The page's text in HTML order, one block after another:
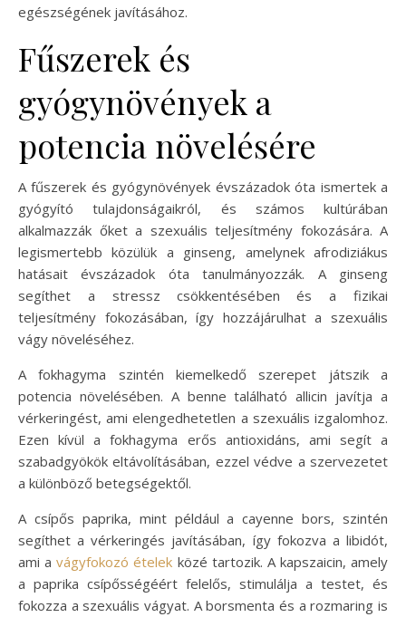
egészségének javításához.
Fűszerek és
gyógynövények a
potencia növelésére
A fűszerek és gyógynövények évszázadok óta ismertek a
gyógyító tulajdonságaikról, és számos kultúrában
alkalmazzák őket a szexuális teljesítmény fokozására. A
legismertebb közülük a ginseng, amelynek afrodiziákus
hatásait évszázadok óta tanulmányozzák. A ginseng
segíthet a stressz csökkentésében és a fizikai
teljesítmény fokozásában, így hozzájárulhat a szexuális
vágy növeléséhez.
A fokhagyma szintén kiemelkedő szerepet játszik a
potencia növelésében. A benne található allicin javítja a
vérkeringést, ami elengedhetetlen a szexuális izgalomhoz.
Ezen kívül a fokhagyma erős antioxidáns, ami segít a
szabadgyökök eltávolításában, ezzel védve a szervezetet
a különböző betegségektől.
A csípős paprika, mint például a cayenne bors, szintén
segíthet a vérkeringés javításában, így fokozva a libidót,
ami avágyfokozó ételek közé tartozik. A kapszaicin, amely
a paprika csípősségéért felelős, stimulálja a testet, és
fokozza a szexuális vágyat. A borsmenta és a rozmaring is